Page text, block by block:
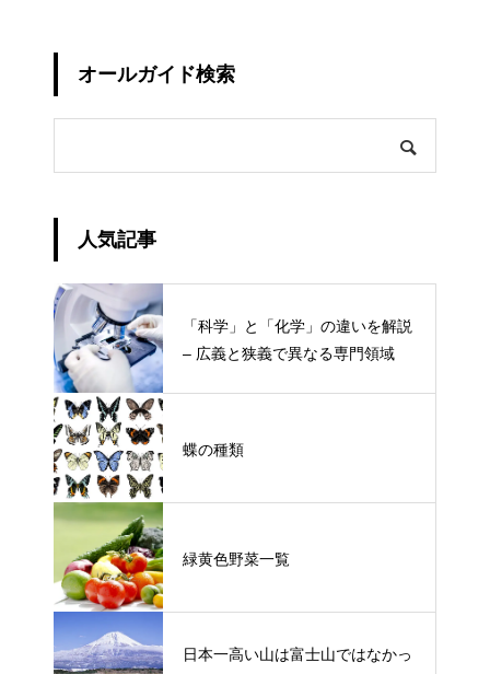
オールガイド検索
人気記事
「科学」と「化学」の違いを解説
– 広義と狭義で異なる専門領域
蝶の種類
緑黄色野菜一覧
日本一高い山は富士山ではなかっ